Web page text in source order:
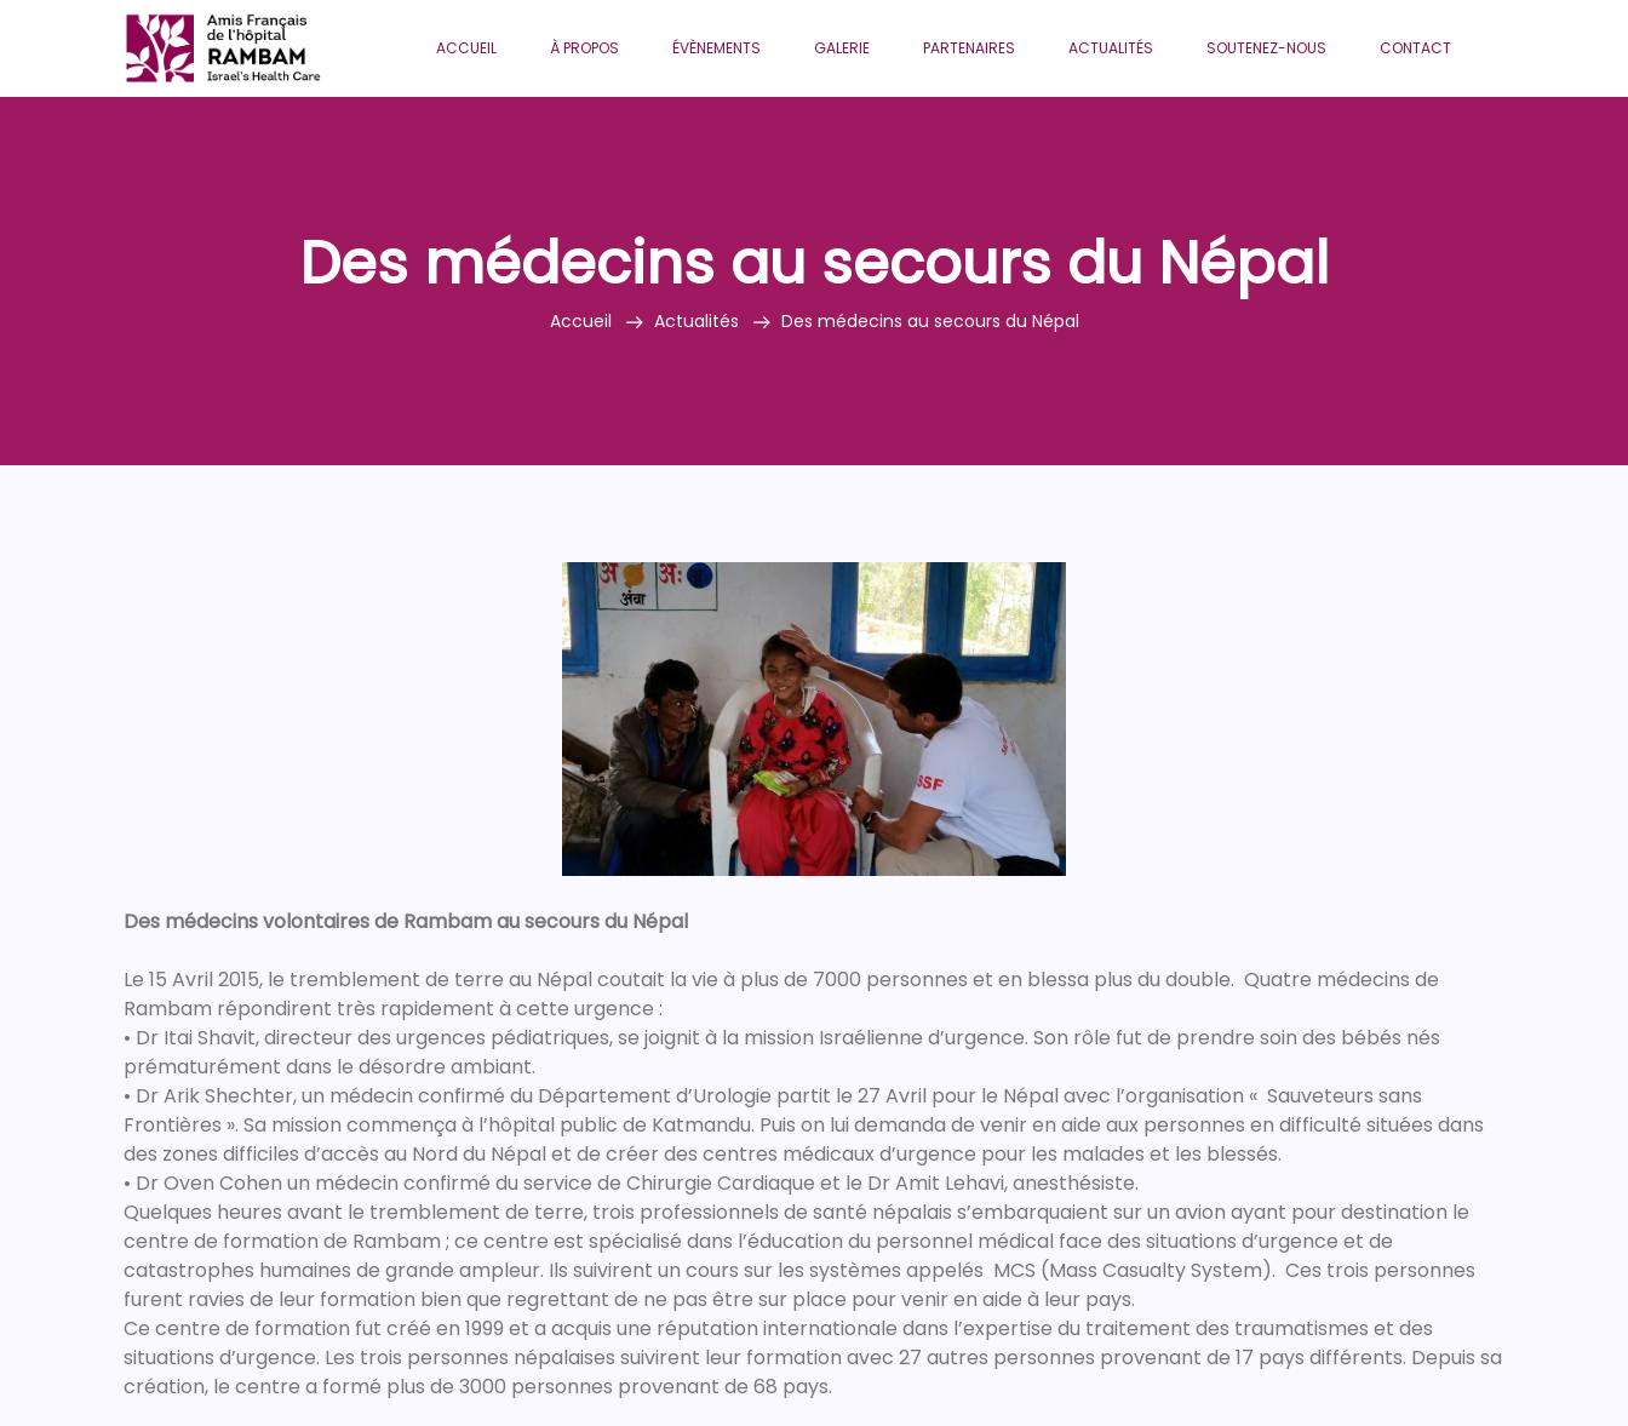
ACCUEIL À PROPOS ÉVÈNEMENTS GALERIE PARTENAIRES ACTUALITÉS SOUTENEZ-NOUS CONTACT
Des médecins au secours du Népal
Accueil Actualités Des médecins au secours du Népal
Des médecins volontaires de Rambam au secours du Népal
Le 15 Avril 2015, le tremblement de terre au Népal coutait la vie à plus de 7000 personnes et en blessa plus du double. Quatre médecins de
Rambam répondirent très rapidement à cette urgence :
• Dr Itai Shavit, directeur des urgences pédiatriques, se joignit à la mission Israélienne d’urgence. Son rôle fut de prendre soin des bébés nés
prématurément dans le désordre ambiant.
• Dr Arik Shechter, un médecin confirmé du Département d’Urologie partit le 27 Avril pour le Népal avec l’organisation « Sauveteurs sans
Frontières ». Sa mission commença à l’hôpital public de Katmandu. Puis on lui demanda de venir en aide aux personnes en difficulté situées dans
des zones difficiles d’accès au Nord du Népal et de créer des centres médicaux d’urgence pour les malades et les blessés.
• Dr Oven Cohen un médecin confirmé du service de Chirurgie Cardiaque et le Dr Amit Lehavi, anesthésiste.
Quelques heures avant le tremblement de terre, trois professionnels de santé népalais s’embarquaient sur un avion ayant pour destination le
centre de formation de Rambam ; ce centre est spécialisé dans l’éducation du personnel médical face des situations d’urgence et de
catastrophes humaines de grande ampleur. Ils suivirent un cours sur les systèmes appelés MCS (Mass Casualty System). Ces trois personnes
furent ravies de leur formation bien que regrettant de ne pas être sur place pour venir en aide à leur pays.
Ce centre de formation fut créé en 1999 et a acquis une réputation internationale dans l’expertise du traitement des traumatismes et des
situations d’urgence. Les trois personnes népalaises suivirent leur formation avec 27 autres personnes provenant de 17 pays différents. Depuis sa
création, le centre a formé plus de 3000 personnes provenant de 68 pays.